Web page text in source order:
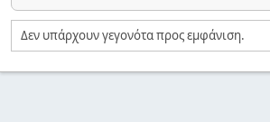
Δεν υπάρχουν γεγονότα προς εμφάνιση.